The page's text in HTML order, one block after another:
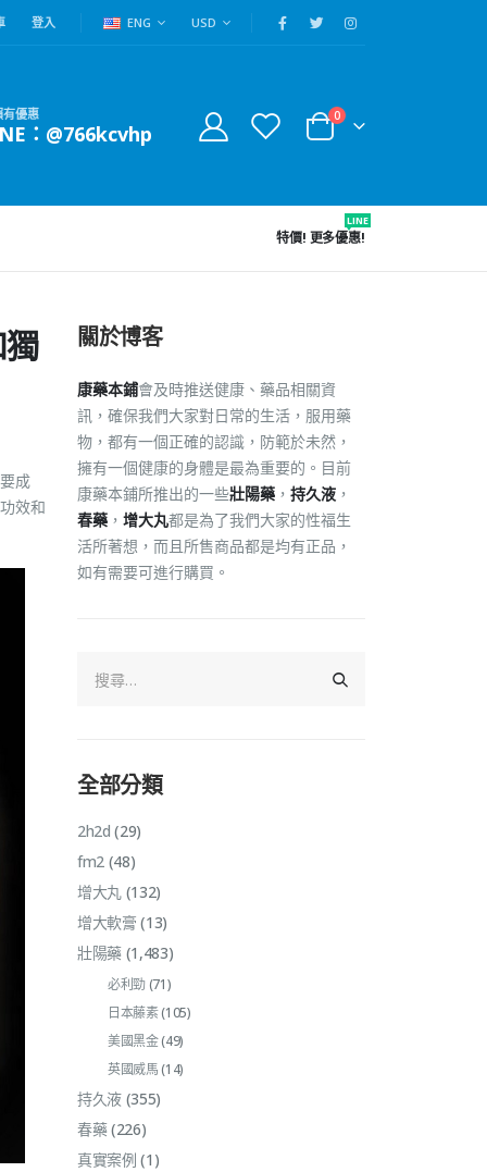
登入 ENG USD
有優惠
：@766kcvhp
0
特價! 更多優惠!
LINE
成
效和
關於博客
康藥本鋪會及時推送健康、藥品相關資
訊，確保我們大家對日常的生活，服用藥
物，都有一個正確的認識，防範於未然，
擁有一個健康的身體是最為重要的。目前
康藥本鋪所推出的一些壯陽藥 ， 持久液 ，
春藥 ， 增大丸都是為了我們大家的性福生
活所著想，而且所售商品都是均有正品，
如有需要可進行購買。
全部分類
2h2d (29)
fm2(48)
增大丸(132)
增大軟膏 (13)
壯陽藥(1,483)
必利勁(71)
日本藤素(105)
美國黑金(49)
英國威馬(14)
持久液(355)
春藥(226)
真實案例 (1)